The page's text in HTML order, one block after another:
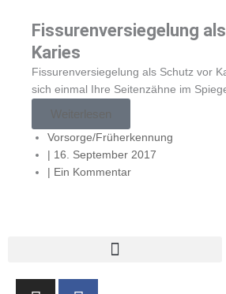
Fissurenversiegelung
Karies
Fissurenversiegelung als Schutz vor
sich einmal Ihre Seitenzähne im
Weiterlesen
Vorsorge/Früherkennung
| 16. September 2017
| Ein Kommentar
I F